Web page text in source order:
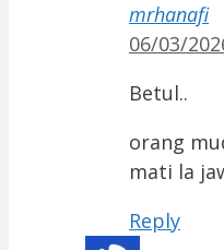
mrhanafi
06/03/
Betul..
orang
mati la
Reply